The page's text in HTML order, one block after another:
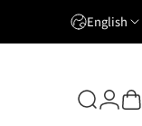
English
Search
Login